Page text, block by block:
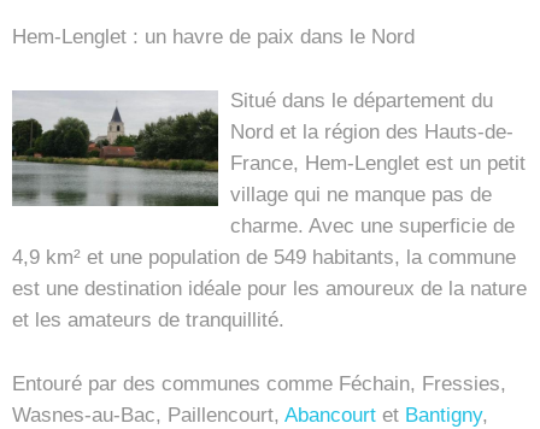
Hem-Lenglet : un havre de paix dans le Nord
Situé dans le département du
Nord et la région des Hauts-de-
France, Hem-Lenglet est un petit
village qui ne manque pas de
charme. Avec une superficie de
4,9 km² et une population de 549 habitants, la commune
est une destination idéale pour les amoureux de la nature
et les amateurs de tranquillité.
Entouré par des communes comme Féchain, Fressies,
Wasnes-au-Bac, Paillencourt, Abancourt et Bantigny,